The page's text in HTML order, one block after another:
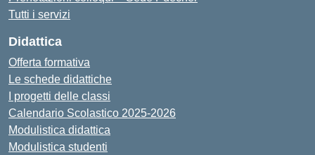
Tutti i servizi
Didattica
Offerta formativa
Le schede didattiche
I progetti delle classi
Calendario Scolastico 2025-2026
Modulistica didattica
Modulistica studenti